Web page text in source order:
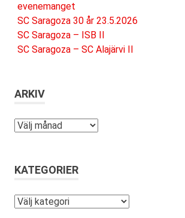
evenemanget
SC Saragoza 30 år 23.5.2026
SC Saragoza – ISB II
SC Saragoza – SC Alajärvi II
ARKIV
Arkiv
KATEGORIER
Kategorier